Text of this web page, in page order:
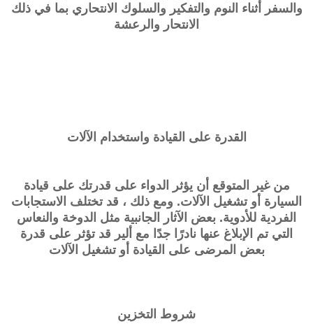
والسفر أثناء النوم والتفكير والسلوك الانتحاري بما في ذلك
الانتحار والرعشة
القدرة على القيادة واستخدام الآلات
من غير المتوقع أن يؤثر الدواء على قدرتك على قيادة
السيارة أو تشغيل الآلات. ومع ذلك ، قد تختلف الاستجابات
الفردية للأدوية. بعض الآثار الجانبية مثل الدوخة والنعاس
التي تم الإبلاغ عنها نادرًا جدًا مع ألير قد تؤثر على قدرة
بعض المرضى على القيادة أو تشغيل الآلات
شروط التخزين